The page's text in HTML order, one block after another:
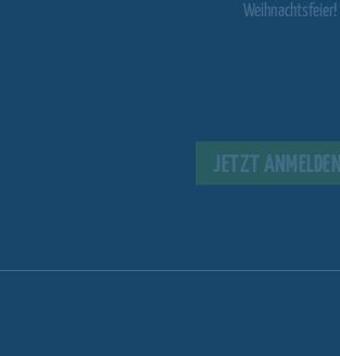
Weihnachtsfeier!
JETZT ANMELDEN